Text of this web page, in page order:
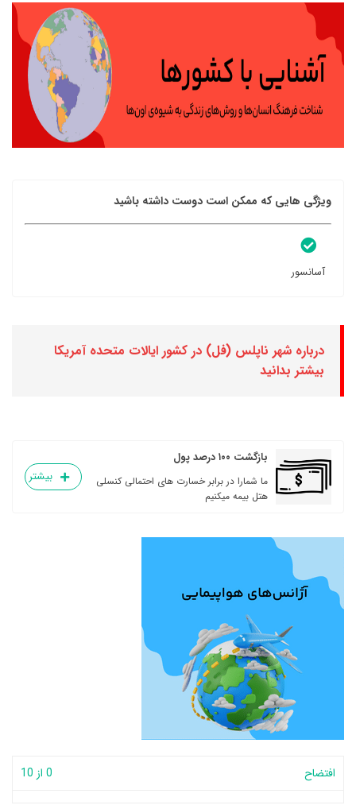
ویژگی هایی که ممکن است دوست داشته باشید
آسانسور
درباره شهر ناپلس (فل) در کشور ایالات متحده آمریکا
بیشتر بدانید
بازگشت ۱۰۰ درصد پول
ما شمارا در برابر خسارت های احتمالی کنسلی
هتل بیمه میکنیم
بیشتر
افتضاح 0 از 10